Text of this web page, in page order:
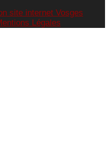
site internet Vosges
Légales